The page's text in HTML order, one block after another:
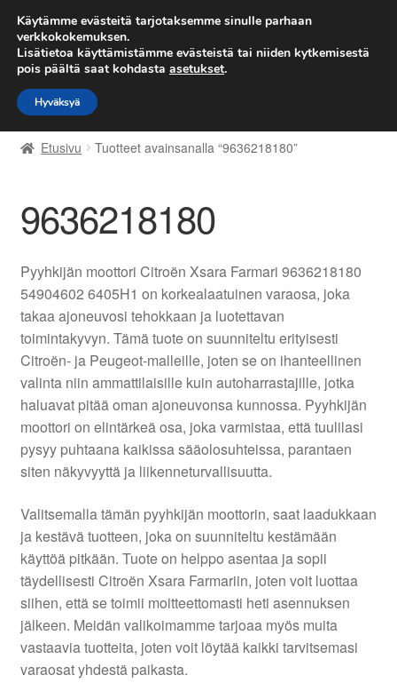
TOIMITUS alkaen 7 EUR
Siirry
navigointiin
Siirry
sisältöön
Etusivu
Kärry
Käyttöehdot
Maailmanlaajuinen toimitus
Maksut
Meistä
Ota yhteyttä
Tarkista
Tietosuojakäytäntö
Tilini
Valitukset
Etusivu Tuotteet avainsanalla “9636218180”
9636218180
Pyyhkijän moottori Citroën Xsara Farmari 9636218180
54904602 6405H1 on korkealaatuinen varaosa, joka
takaa ajoneuvosi tehokkaan ja luotettavan
toimintakyvyn. Tämä tuote on suunniteltu erityisesti
Citroën- ja Peugeot-malleille, joten se on ihanteellinen
valinta niin ammattilaisille kuin autoharrastajille, jotka
haluavat pitää oman ajoneuvonsa kunnossa. Pyyhkijän
moottori on elintärkeä osa, joka varmistaa, että tuulilasi
pysyy puhtaana kaikissa sääolosuhteissa, parantaen
siten näkyvyyttä ja liikenneturvallisuutta.
Valitsemalla tämän pyyhkijän moottorin, saat laadukkaan
ja kestävä tuotteen, joka on suunniteltu kestämään
käyttöä pitkään. Tuote on helppo asentaa ja sopii
täydellisesti Citroën Xsara Farmariin, joten voit luottaa
siihen, että se toimii moitteettomasti heti asennuksen
jälkeen. Meidän valikoimamme tarjoaa myös muita
vastaavia tuotteita, joten voit löytää kaikki tarvitsemasi
varaosat yhdestä paikasta.
Käytämme evästeitä tarjotaksemme sinulle parhaan
verkkokokemuksen.
Lisätietoa käyttämistämme evästeistä tai niiden kytkemisestä
pois päältä saat kohdasta asetukset.
Hyväksyä